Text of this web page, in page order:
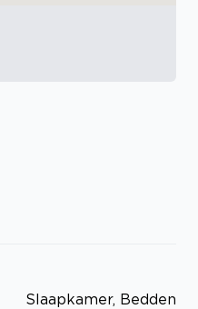
Slaapkamer, Bedden